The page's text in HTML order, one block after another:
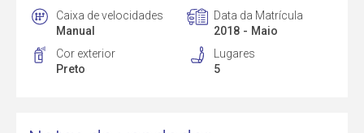
Caixa de velocidades
Manual
Data da Matrícula
2018 - Maio
Cor exterior
Preto
Lugares
5